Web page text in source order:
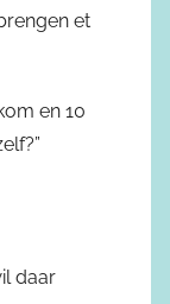
et
en 10
daar